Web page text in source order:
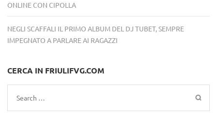
ONLINE CON CIPOLLA
NEGLI SCAFFALI IL PRIMO ALBUM DEL DJ TUBET, SEMPRE
IMPEGNATO A PARLARE AI RAGAZZI
CERCA IN FRIULIFVG.COM
Search
for: